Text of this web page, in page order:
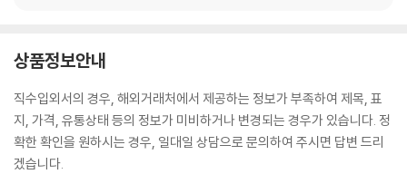
상품정보안내
직수입외서의 경우, 해외거래처에서 제공하는 정보가 부족하여 제목, 표
지, 가격, 유통상태 등의 정보가 미비하거나 변경되는 경우가 있습니다. 정
확한 확인을 원하시는 경우, 일대일 상담으로 문의하여 주시면 답변 드리
겠습니다.